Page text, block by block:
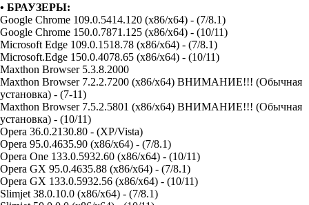
• БРАУЗЕРЫ:
Google Chrome 109.0.5414.120 (x86/x64) - (7/8.1)
Google Chrome 150.0.7871.125 (x86/x64) - (10/11)
Microsoft Edge 109.0.1518.78 (x86/x64) - (7/8.1)
Microsoft.Edge 150.0.4078.65 (x86/x64) - (10/11)
Maxthon Browser 5.3.8.2000
Maxthon Browser 7.2.2.7200 (x86/x64) ВНИМАНИЕ!!! (Обычная
установка) - (7-11)
Maxthon Browser 7.5.2.5801 (x86/x64) ВНИМАНИЕ!!! (Обычная
установка) - (10/11)
Opera 36.0.2130.80 - (XP/Vista)
Opera 95.0.4635.90 (x86/x64) - (7/8.1)
Opera One 133.0.5932.60 (x86/x64) - (10/11)
Opera GX 95.0.4635.88 (x86/x64) - (7/8.1)
Opera GX 133.0.5932.56 (x86/x64) - (10/11)
Slimjet 38.0.10.0 (x86/x64) - (7/8.1)